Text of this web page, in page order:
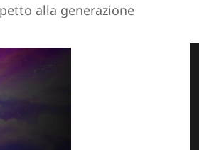
alla generazione